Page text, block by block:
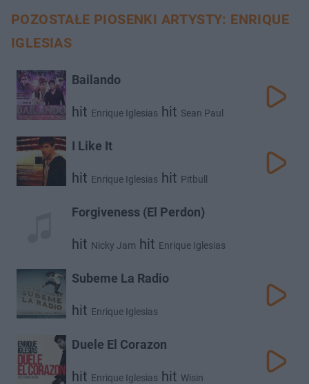
POZOSTAŁE PIOSENKI ARTYSTY: ENRIQUE
IGLESIAS
Bailando
hit Enrique Iglesias hit Sean Paul
I Like It
hit Enrique Iglesias hit Pitbull
Forgiveness (El Perdon)
hit Nicky Jam hit Enrique Iglesias
Subeme La Radio
hit Enrique Iglesias
Duele El Corazon
hit Enrique Iglesias hit Wisin